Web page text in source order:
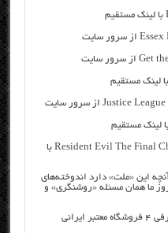
دانلود رایگان فیلم خارجی Resident Evil The Final Chapter 2017 با
این «ملت» دارد اندوخته‌های
ما همان مسئله «روشنگری» و